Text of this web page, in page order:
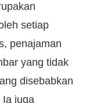
setiap
penajaman
yang tidak
disebabkan
Ia juga